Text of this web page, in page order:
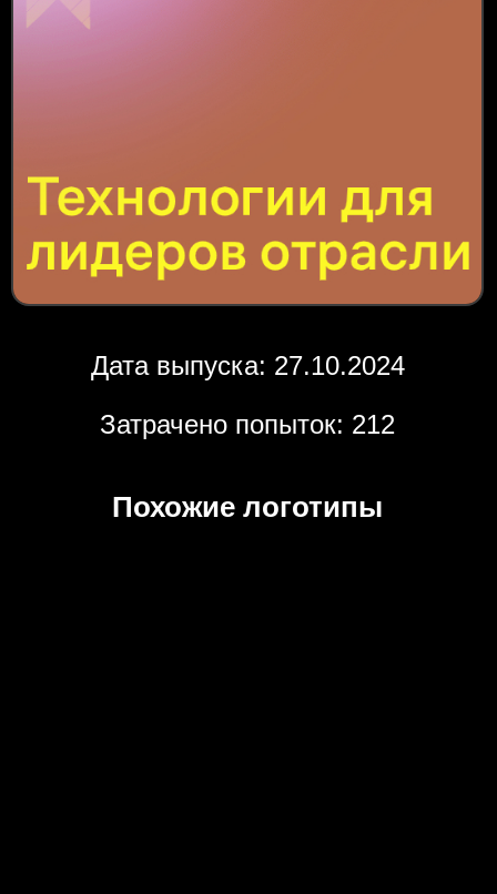
Дата выпуска: 27.10.2024
Затрачено попыток: 212
Похожие логотипы